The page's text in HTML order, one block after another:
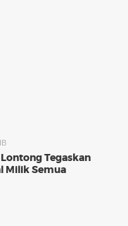
Tegaskan
Milik Semua